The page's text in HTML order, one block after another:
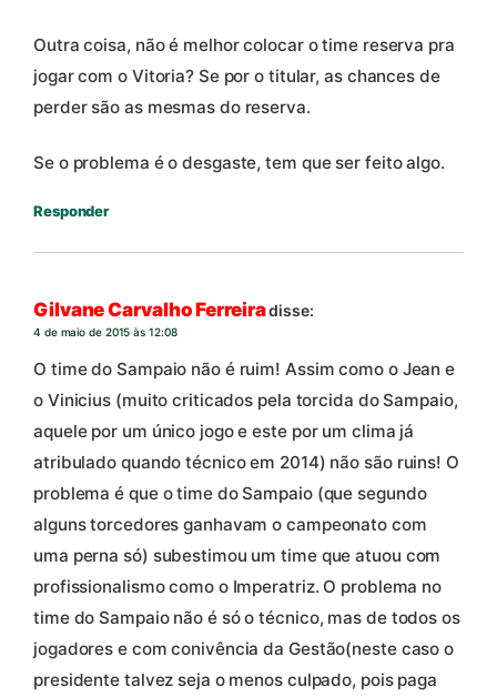
Outra coisa, não é melhor colocar o time reserva pra
jogar com o Vitoria? Se por o titular, as chances de
perder são as mesmas do reserva.
Se o problema é o desgaste, tem que ser feito algo.
Responder
Gilvane Carvalho Ferreiradisse:
4 de maio de 2015 às 12:08
O time do Sampaio não é ruim! Assim como o Jean e
o Vinicius (muito criticados pela torcida do Sampaio,
aquele por um único jogo e este por um clima já
atribulado quando técnico em 2014) não são ruins! O
problema é que o time do Sampaio (que segundo
alguns torcedores ganhavam o campeonato com
uma perna só) subestimou um time que atuou com
profissionalismo como o Imperatriz. O problema no
time do Sampaio não é só o técnico, mas de todos os
jogadores e com conivência da Gestão(neste caso o
presidente talvez seja o menos culpado, pois paga